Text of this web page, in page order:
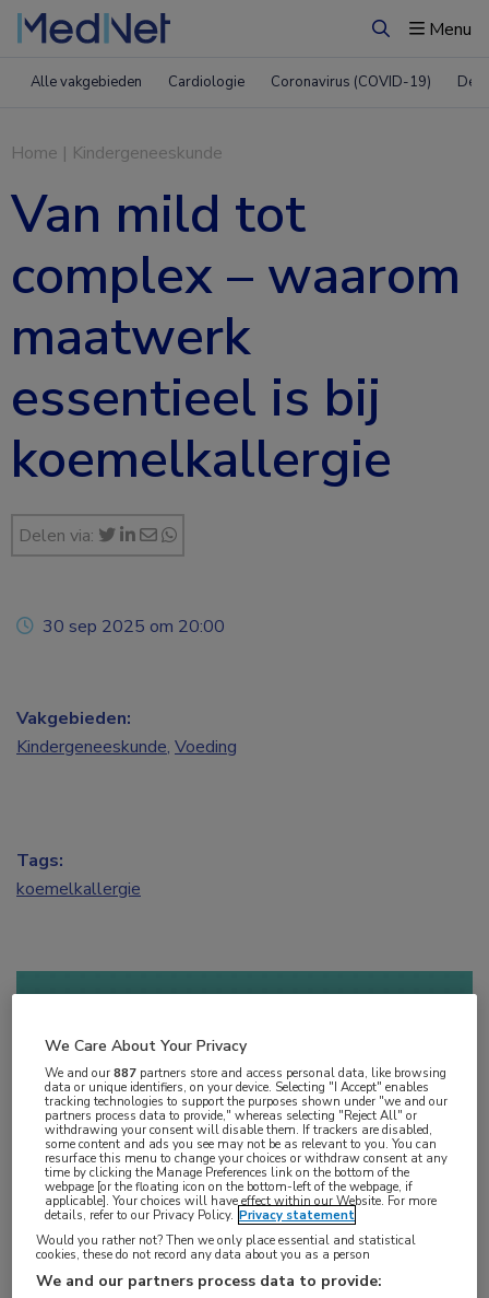
ZoekenMenu
Alle vakgebieden Cardiologie Coronavirus (COVID-19)
Home | Kindergeneeskunde
Van mild tot
complex – waarom
maatwerk
essentieel is bij
koemelkallergie
Delen via:
toegang te krijgen.
Login ofAccount maken
30 sep 2025 om 20:00
Vakgebieden:
Kindergeneeskunde, Voeding
Tags:
koemelkallergie
We Care About Your Privacy
We and our887 partners store and access personal data, like browsing
data or unique identifiers, on your device. Selecting "I Accept" enables
tracking technologies to support the purposes shown under "we and our
partners process data to provide," whereas selecting "Reject All" or
withdrawing your consent will disable them. If trackers are disabled,
some content and ads you see may not be as relevant to you. You can
resurface this menu to change your choices or withdraw consent at any
time by clicking the Manage Preferences link on the bottom of the
webpage [or the floating icon on the bottom-left of the webpage, if
applicable]. Your choices will have effect within our Website. For more
details, refer to our Privacy Policy. Privacy statement
Would you rather not? Then we only place essential and statistical
cookies, these do not record any data about you as a person
We and our partners process data to provide: